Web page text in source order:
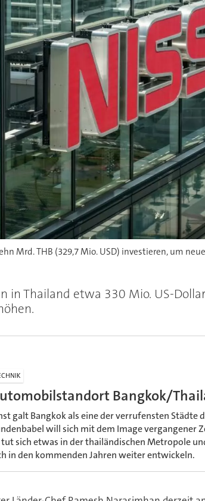
Mrd. THB (329,7 Mio. USD) investieren, um
in Thailand etwa 330 Mio. US-
Bangkok/
galt Bangkok als eine der verrufensten Städte
will sich mit dem Image vergangener
tut sich etwas in der thailändischen Metropole
in den kommenden Jahren weiter entwickeln.